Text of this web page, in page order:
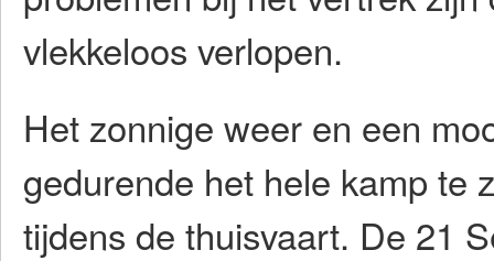
vlekkeloos verlopen.
Het zonnige weer en een
gedurende het hele kamp te
tijdens de thuisvaart. De 21